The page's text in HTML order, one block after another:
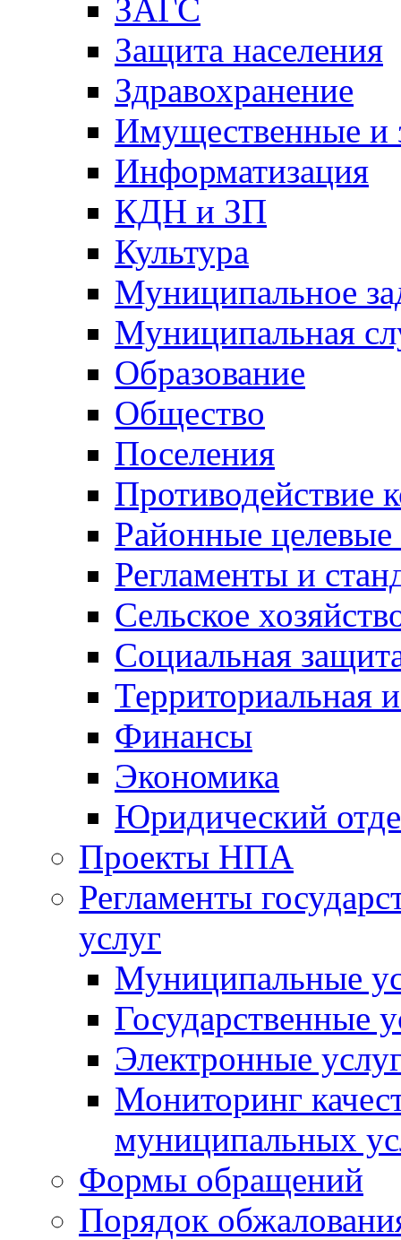
ЗАГС
Защита населения
Здравохранение
Имущественные и
Информатизация
КДН и ЗП
Культура
Муниципальное
Муниципальная
Образование
Общество
Поселения
Противодействие
Районные
Регламенты и
Сельское
Социальная
Территориальная
Финансы
Экономика
Юридический
Проекты НПА
Регламенты
услуг
Муниципальные
Государственные
Электронные
Мониторинг
муниципальных
Формы обращений
Порядок